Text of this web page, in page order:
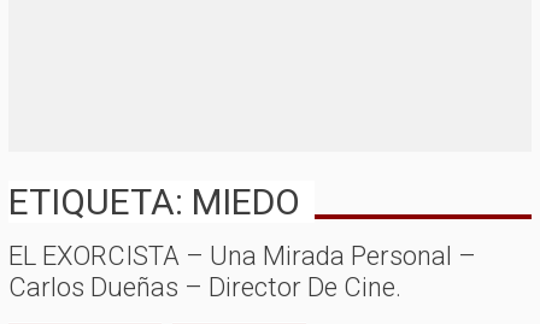
ETIQUETA: MIEDO
EL EXORCISTA – Una Mirada Personal –
Carlos Dueñas – Director De Cine.